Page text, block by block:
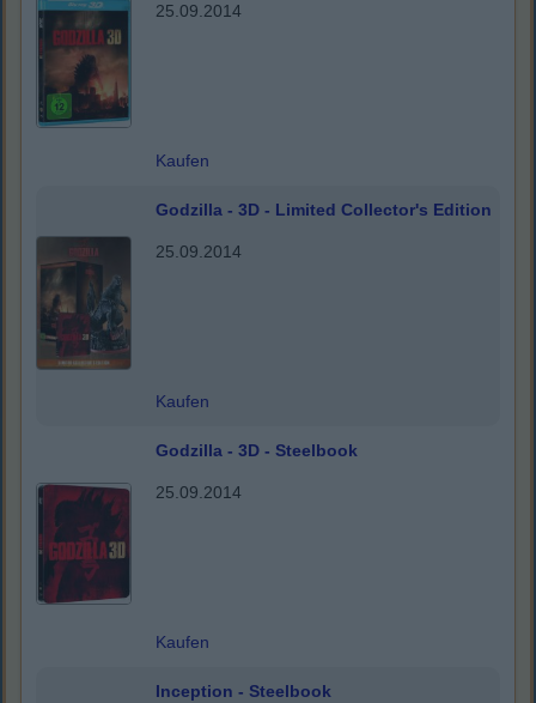
25.09.2014
Kaufen
Godzilla - 3D - Limited Collector's Edition
25.09.2014
Kaufen
Godzilla - 3D - Steelbook
25.09.2014
Kaufen
Inception - Steelbook